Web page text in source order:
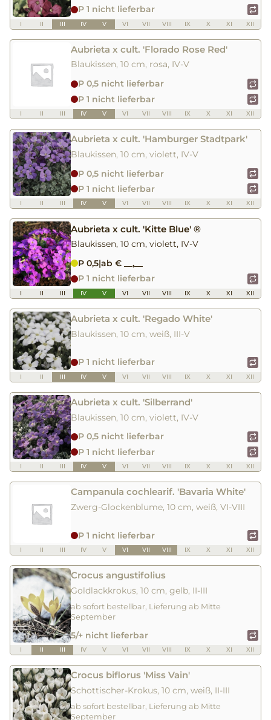
P 1 nicht lieferbar
I II III IV V VI VII VIII IX X XI XII
Aubrieta x cult. 'Florado Rose Red'
Blaukissen, 10 cm, rosa, IV-V
P 0,5 nicht lieferbar
P 1 nicht lieferbar
I II III IV V VI VII VIII IX X XI XII
Aubrieta x cult. 'Hamburger Stadtpark'
Blaukissen, 10 cm, violett, IV-V
P 0,5 nicht lieferbar
P 1 nicht lieferbar
I II III IV V VI VII VIII IX X XI XII
Aubrieta x cult. 'Kitte Blue' ®
Blaukissen, 10 cm, violett, IV-V
P 0,5|ab € __,__
P 1 nicht lieferbar
I II III IV V VI VII VIII IX X XI XII
Aubrieta x cult. 'Regado White'
Blaukissen, 10 cm, weiß, III-V
P 1 nicht lieferbar
I II III IV V VI VII VIII IX X XI XII
Aubrieta x cult. 'Silberrand'
Blaukissen, 10 cm, violett, IV-V
P 0,5 nicht lieferbar
P 1 nicht lieferbar
I II III IV V VI VII VIII IX X XI XII
Campanula cochlearif. 'Bavaria White'
Zwerg-Glockenblume, 10 cm, weiß, VI-VIII
P 1 nicht lieferbar
I II III IV V VI VII VIII IX X XI XII
Crocus angustifolius
Goldlackkrokus, 10 cm, gelb, II-III
ab sofort bestellbar, Lieferung ab Mitte
September
5/+ nicht lieferbar
I II III IV V VI VII VIII IX X XI XII
Crocus biflorus 'Miss Vain'
Schottischer-Krokus, 10 cm, weiß, II-III
ab sofort bestellbar, Lieferung ab Mitte
September